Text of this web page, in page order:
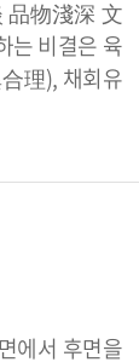
品物淺深 文
는 비결은 육
理), 채회유
에서 후면을